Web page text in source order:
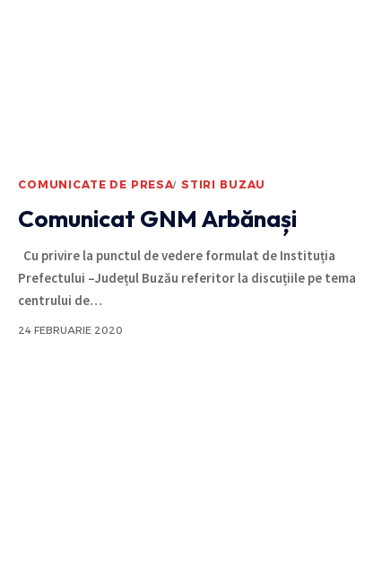
COMUNICATE DE PRESA STIRI BUZAU
Comunicat GNM Arbănași
Cu privire la punctul de vedere formulat de Instituția
Prefectului –Județul Buzău referitor la discuțiile pe tema
centrului de…
24 FEBRUARIE 2020